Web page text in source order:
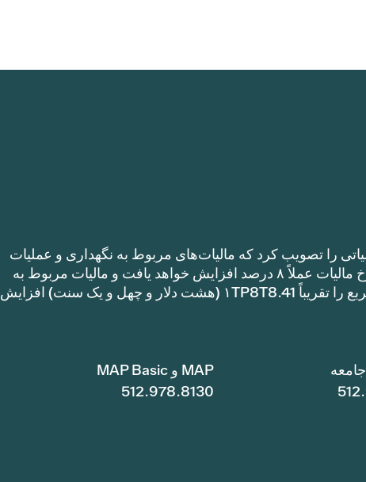
را تصویب کرد که مالیات‌های مربوط به نگهداری و عملیات
را نسبت به نرخ مالیات سال گذشته افزایش می‌دهد. این نرخ مالیات عملاً ۸ درصد افزایش خواهد یافت و مالیات مربوط به
نگهداری و عملیات یک خانه با متراژ ۱TP8T100,000 متر مربع را تقریباً ۱TP8T8.41 (هشت دلار و چهل و یک سنت) افزایش
MAP و MAP Basic
512.978.8130